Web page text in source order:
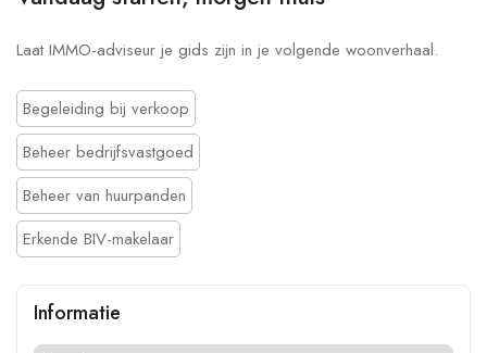
Laat IMMO-adviseur je gids zijn in je volgende woonverhaal.
Begeleiding bij verkoop
Beheer bedrijfsvastgoed
Beheer van huurpanden
Erkende BIV-makelaar
Informatie